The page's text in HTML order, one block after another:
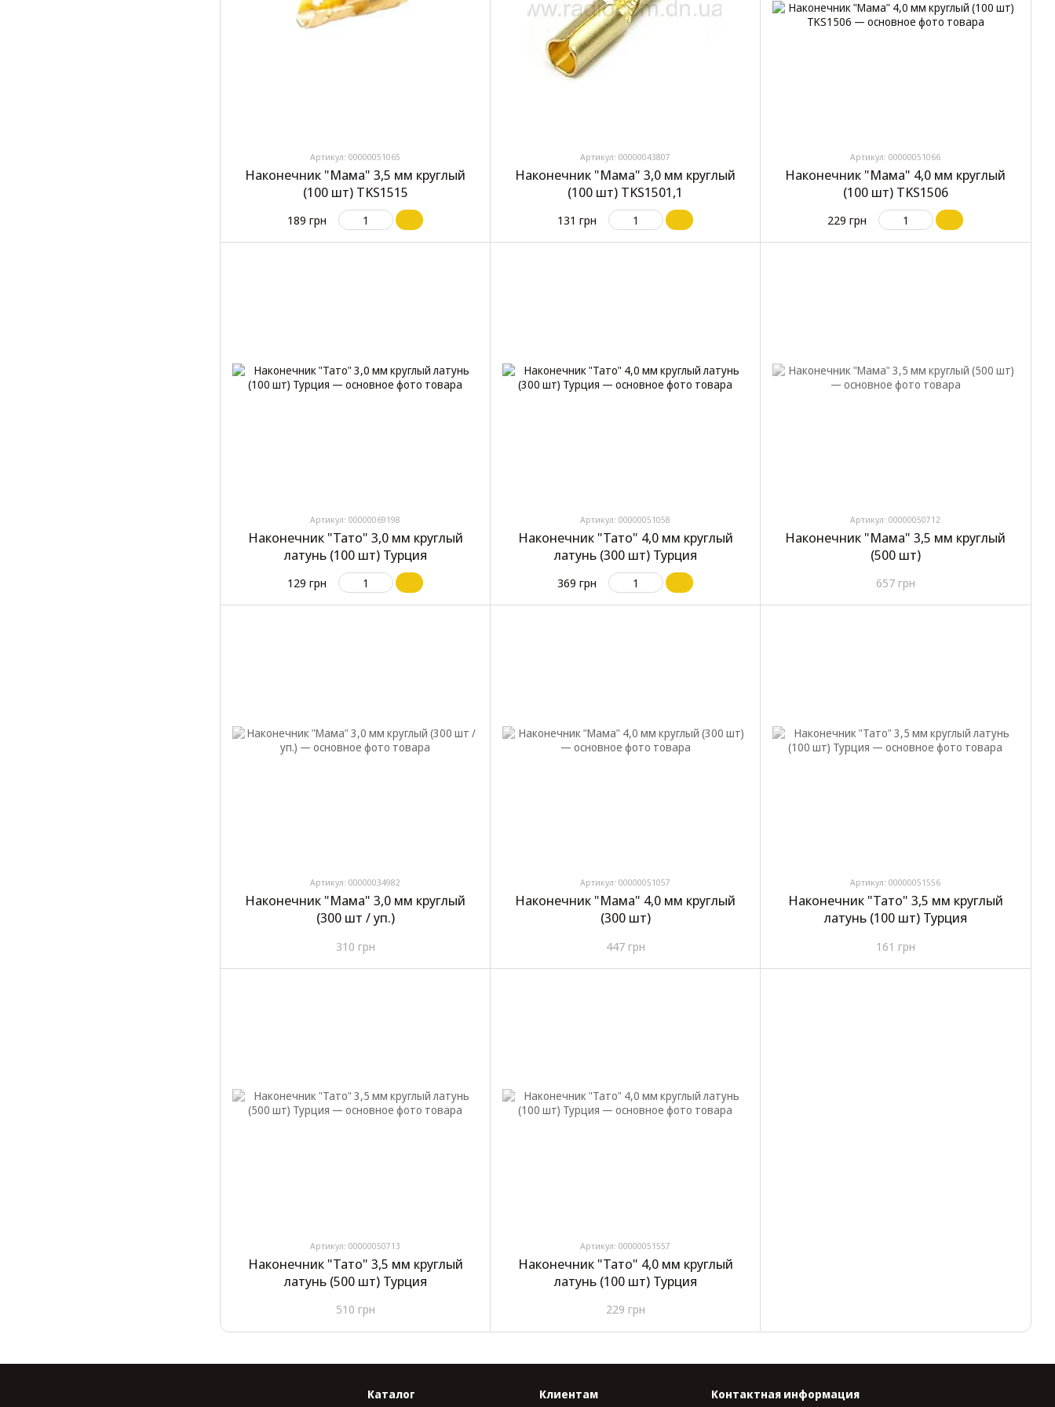
Артикул: 00000051065
Наконечник "Мама" 3,5 мм круглый
(100 шт) TKS1515
189 грн
Артикул: 00000043807
Наконечник "Мама" 3,0 мм круглый
(100 шт) TKS1501,1
131 грн
Артикул: 00000051066
Наконечник "Мама" 4,0 мм круглый
(100 шт) TKS1506
229 грн
Артикул: 00000069198
Наконечник "Тато" 3,0 мм круглый
латунь (100 шт) Турция
129 грн
Артикул: 00000051058
Наконечник "Тато" 4,0 мм круглый
латунь (300 шт) Турция
369 грн
Артикул: 00000050712
Наконечник "Мама" 3,5 мм круглый
(500 шт)
657 грн
Артикул: 00000034982
Наконечник "Мама" 3,0 мм круглый
(300 шт / уп.)
310 грн
Артикул: 00000051057
Наконечник "Мама" 4,0 мм круглый
(300 шт)
447 грн
Артикул: 00000051556
Наконечник "Тато" 3,5 мм круглый
латунь (100 шт) Турция
161 грн
Артикул: 00000050713
Наконечник "Тато" 3,5 мм круглый
латунь (500 шт) Турция
510 грн
Артикул: 00000051557
Наконечник "Тато" 4,0 мм круглый
латунь (100 шт) Турция
229 грн
Каталог Клиентам Контактная информация